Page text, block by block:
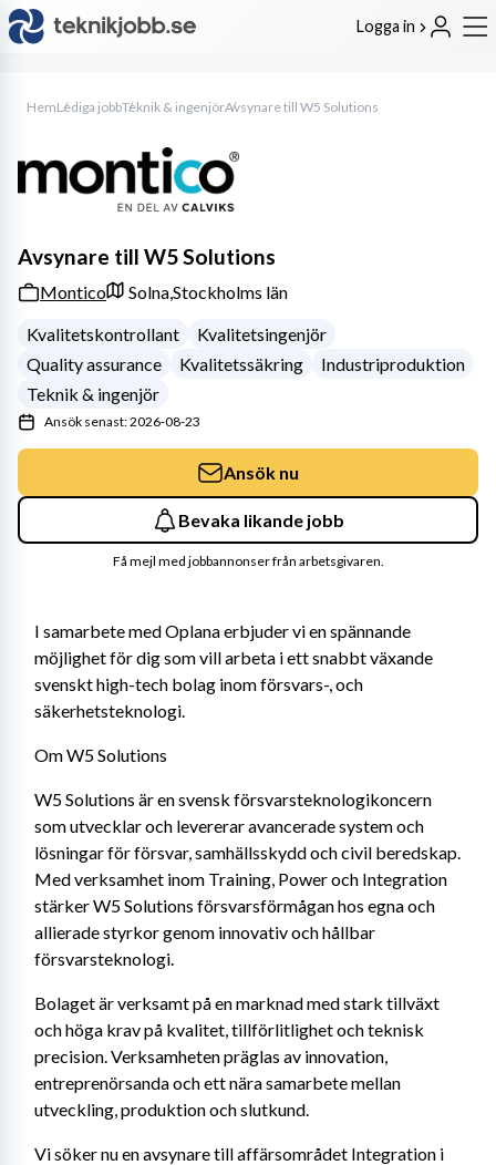
Logga in
HemLediga jobbTeknik & ingenjörAvsynare till W5 Solutions
I samarbete med Oplana erbjuder vi en spännande
möjlighet för dig som vill arbeta i ett snabbt växande
svenskt high-tech bolag inom försvars-, och
säkerhetsteknologi.
Om W5 Solutions
W5 Solutions är en svensk försvarsteknologikoncern
som utvecklar och levererar avancerade system och
lösningar för försvar, samhällsskydd och civil beredskap.
Med verksamhet inom Training, Power och Integration
stärker W5 Solutions försvarsförmågan hos egna och
allierade styrkor genom innovativ och hållbar
försvarsteknologi.
Bolaget är verksamt på en marknad med stark tillväxt
och höga krav på kvalitet, tillförlitlighet och teknisk
precision. Verksamheten präglas av innovation,
entreprenörsanda och ett nära samarbete mellan
utveckling, produktion och slutkund.
Vi söker nu en avsynare till affärsområdet Integration i
Avsynare till W5 Solutions
Montico Solna,Stockholms län
Kvalitetskontrollant
Kvalitetsingenjör
Quality assurance
Kvalitetssäkring
Industriproduktion
Teknik & ingenjör
Ansök senast: 2026-08-23
Ansök nu
Bevaka likande jobb
Få mejl med jobbannonser från arbetsgivaren.